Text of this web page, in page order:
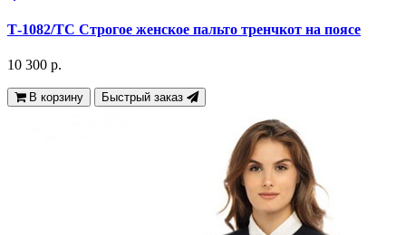
Т-1082/ТС Строгое женское пальто тренчкот на поясе
10 300 р.
В корзину Быстрый заказ